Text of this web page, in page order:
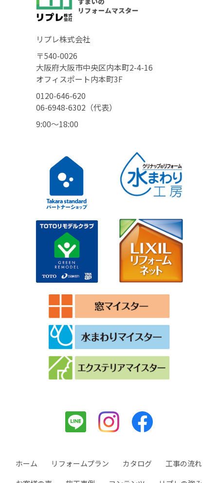
リプレ株式会社
〒540-0026
大阪府大阪市中央区内本町2-4-16
オフィスポート内本町3F
0120-646-620
06-6948-6302（代表）
9:00〜18:00
ホーム リフォームプラン カタログ
工事の流れ